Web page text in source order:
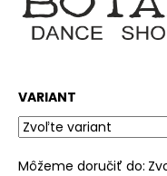
VARIANT
Môžeme doručiť do:
o
a
m
e